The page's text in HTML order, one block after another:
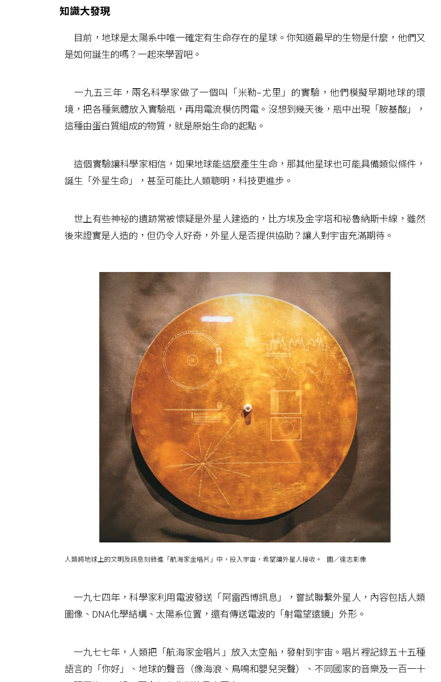
知識大發現
目前，地球是太陽系中唯一確定有生命存在的星球。你知道最早的生物是什麼，他們又
是如何誕生的嗎？一起來學習吧。
一九五三年，兩名科學家做了一個叫「米勒–尤里」的實驗，他們模擬早期地球的環
境，把各種氣體放入實驗瓶，再用電流模仿閃電。沒想到幾天後，瓶中出現「胺基酸」，
這種由蛋白質組成的物質，就是原始生命的起點。
這個實驗讓科學家相信，如果地球能這麼產生生命，那其他星球也可能具備類似條件，
誕生「外星生命」，甚至可能比人類聰明，科技更進步。
世上有些神祕的遺跡常被懷疑是外星人建造的，比方埃及金字塔和祕魯納斯卡線，雖然
後來證實是人造的，但仍令人好奇，外星人是否提供協助？讓人對宇宙充滿期待。
人類將地球上的文明及訊息刻錄進「航海家金唱片」中，投入宇宙，希望讓外星人接收。 圖／達志影像
一九七四年，科學家利用電波發送「阿雷西博訊息」，嘗試聯繫外星人，內容包括人類
圖像、DNA化學結構、太陽系位置，還有傳送電波的「射電望遠鏡」外形。
一九七七年，人類把「航海家金唱片」放入太空船，發射到宇宙。唱片裡記錄五十五種
語言的「你好」、地球的聲音（像海浪、鳥鳴和嬰兒哭聲）、不同國家的音樂及一百一十